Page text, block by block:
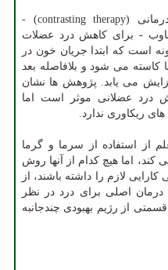
بسیاری از ورزشكاران از متضاددرمانی (contrasting therapy) -
- برای كاهش درد عضلات
است كه ابتدا جریان خون در
كاسته می شود و بلافاصله بعد
می یابد. پژوهش ها نشان
درد عضلانی موثر است اما
ریكاوری ندارد.
از استفاده از سرما و گرما
كند، اما هیچ كدام از آنها روش
كارایی لازم را داشته باشند، از
درمان اصلی برای درد در نظر
از رژیم بهبودی چندجانبه